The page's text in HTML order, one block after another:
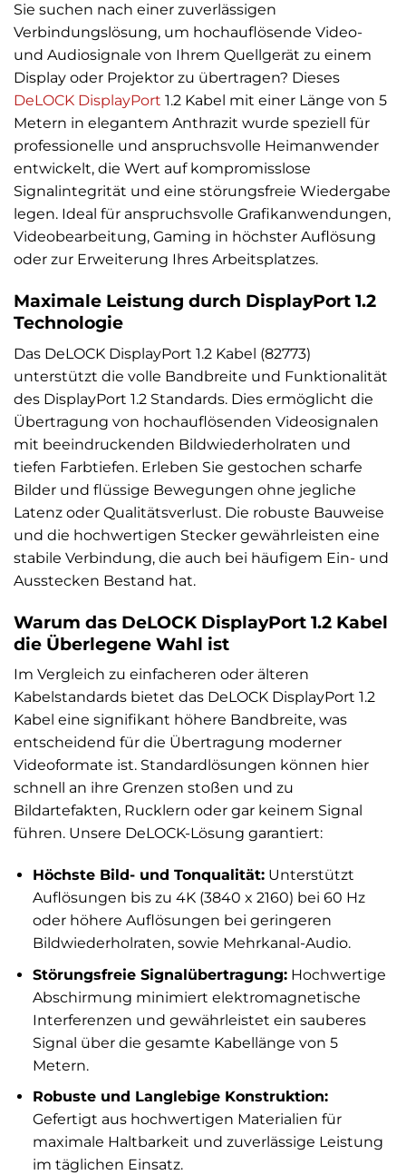
Sie suchen nach einer zuverlässigen
Verbindungslösung, um hochauflösende Video-
und Audiosignale von Ihrem Quellgerät zu einem
Display oder Projektor zu übertragen? Dieses
DeLOCK DisplayPort 1.2 Kabel mit einer Länge von 5
Metern in elegantem Anthrazit wurde speziell für
professionelle und anspruchsvolle Heimanwender
entwickelt, die Wert auf kompromisslose
Signalintegrität und eine störungsfreie Wiedergabe
legen. Ideal für anspruchsvolle Grafikanwendungen,
Videobearbeitung, Gaming in höchster Auflösung
oder zur Erweiterung Ihres Arbeitsplatzes.
Maximale Leistung durch DisplayPort 1.2
Technologie
Das DeLOCK DisplayPort 1.2 Kabel (82773)
unterstützt die volle Bandbreite und Funktionalität
des DisplayPort 1.2 Standards. Dies ermöglicht die
Übertragung von hochauflösenden Videosignalen
mit beeindruckenden Bildwiederholraten und
tiefen Farbtiefen. Erleben Sie gestochen scharfe
Bilder und flüssige Bewegungen ohne jegliche
Latenz oder Qualitätsverlust. Die robuste Bauweise
und die hochwertigen Stecker gewährleisten eine
stabile Verbindung, die auch bei häufigem Ein- und
Ausstecken Bestand hat.
Warum das DeLOCK DisplayPort 1.2 Kabel
die Überlegene Wahl ist
Im Vergleich zu einfacheren oder älteren
Kabelstandards bietet das DeLOCK DisplayPort 1.2
Kabel eine signifikant höhere Bandbreite, was
entscheidend für die Übertragung moderner
Videoformate ist. Standardlösungen können hier
schnell an ihre Grenzen stoßen und zu
Bildartefakten, Rucklern oder gar keinem Signal
führen. Unsere DeLOCK-Lösung garantiert:
Höchste Bild- und Tonqualität:Unterstützt
Auflösungen bis zu 4K (3840 x 2160) bei 60 Hz
oder höhere Auflösungen bei geringeren
Bildwiederholraten, sowie Mehrkanal-Audio.
Störungsfreie Signalübertragung:Hochwertige
Abschirmung minimiert elektromagnetische
Interferenzen und gewährleistet ein sauberes
Signal über die gesamte Kabellänge von 5
Metern.
Robuste und Langlebige Konstruktion:
Gefertigt aus hochwertigen Materialien für
maximale Haltbarkeit und zuverlässige Leistung
im täglichen Einsatz.